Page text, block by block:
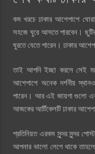
কম খরচে ঢাকার আশেপাশে
সহজে ঘুরে আসতে পারবেন।
ঘুরতে যেতে পারেন। ঢাকার
তাই আপনি ইচ্ছা করলে সেই
আশেপাশে অনেক দর্শনীয়
পারেন। আর এই জায়গা গুলো
আজকের আর্টিকেলটি ঢাকার
প্রতিনিয়ত এরকম সুন্দর সুন্দর
আপনার ভালো লেগে থাকে